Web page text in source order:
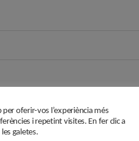
fitxer responsabilitat de ASSOCIACIÓ
oferir-vos l’experiència més
i repetint visites. En fer clic a
galetes.